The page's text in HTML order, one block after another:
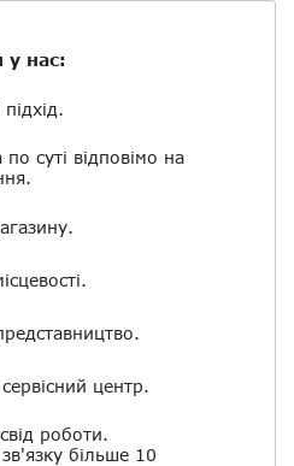
у нас:
суті відповімо на
центр.
роботи.
більше 10
по